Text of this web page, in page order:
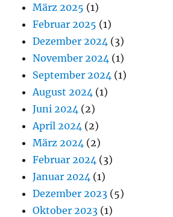
März 2025 (1)
Februar 2025 (1)
Dezember 2024 (3)
November 2024 (1)
September 2024 (1)
August 2024 (1)
Juni 2024 (2)
April 2024 (2)
März 2024 (2)
Februar 2024 (3)
Januar 2024 (1)
Dezember 2023 (5)
Oktober 2023 (1)